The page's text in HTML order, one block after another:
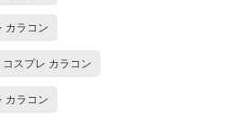
カラコン
スプレ カラコン
カラコン